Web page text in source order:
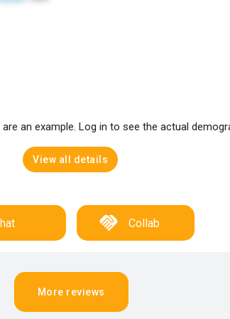
an example. Log in to see the actual
View all details
Collab
More reviews